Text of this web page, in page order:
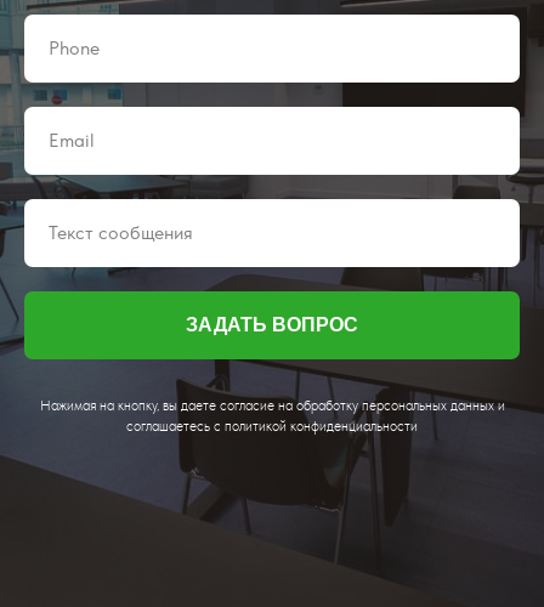
ЗАДАТЬ ВОПРОС
Нажимая на кнопку, вы даете согласие на обработку персональных данных и
соглашаетесь c политикой конфиденциальности